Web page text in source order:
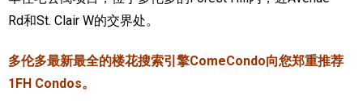
大多伦多教育网站
大多伦多医疗机构
加拿大银行贷款机构
Rd和St. Clair W的交界处。
多伦多最新最全的楼花搜索引擎ComeCondo向您郑重推荐
1FH Condos。